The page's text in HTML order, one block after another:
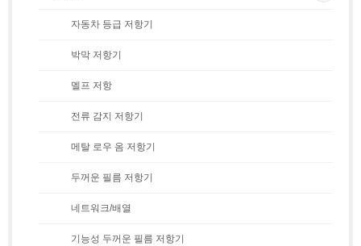
자동차 등급 저항기
박막 저항기
멜프 저항
전류 감지 저항기
메탈 로우 옴 저항기
두꺼운 필름 저항기
네트워크/배열
기능성 두꺼운 필름 저항기